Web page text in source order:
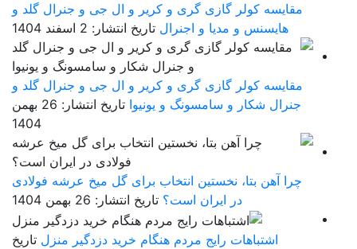
مقایسه کولر گازی گری و کریر و ال جی و جنرال گلد و
هایسنس و مدیا و اجنرال تاریخ انتشار: 2 اسفند 1404
مقایسه کولر گازی گری و کریر و ال جی و جنرال گلد و
جنرال شکار و سامسونگ و یونیوا
تاریخ انتشار: 26 بهمن
1404
چرا آهن بتا، نخستین انتخاب برای گل میخ عرشه فولادی
در ایران است؟ تاریخ انتشار: 26 بهمن 1404
اشتباهات رایج مردم هنگام خرید دزدگیر منزل تاریخ